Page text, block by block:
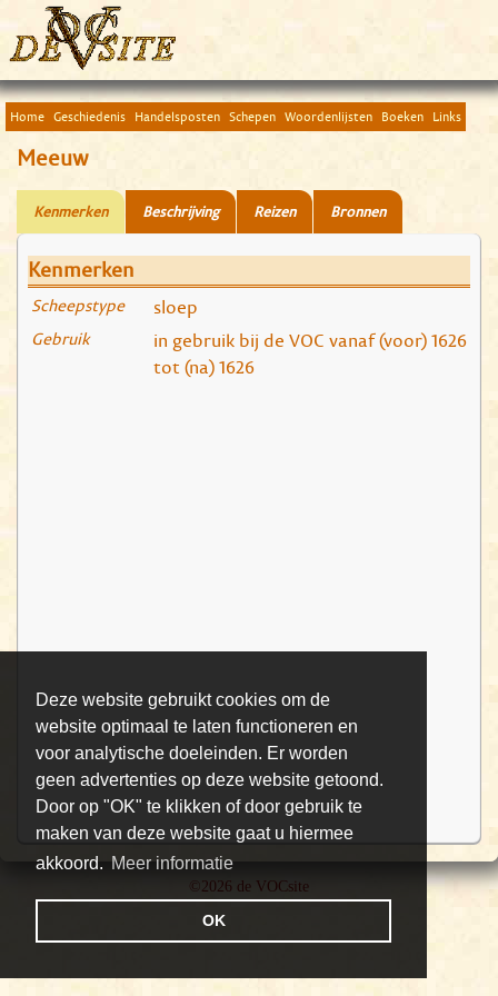
Deze website gebruikt cookies om de
website optimaal te laten functioneren en
voor analytische doeleinden. Er worden
geen advertenties op deze website getoond.
Door op "OK" te klikken of door gebruik te
maken van deze website gaat u hiermee
akkoord. Meer informatie
OK
Home Geschiedenis Handelsposten Schepen Woordenlijsten Boeken Links
Meeuw
Kenmerken Beschrijving Reizen Bronnen
Kenmerken
Scheepstype sloep
Gebruik
in gebruik bij de VOC vanaf (voor) 1626
tot (na) 1626
©2026 de VOCsite